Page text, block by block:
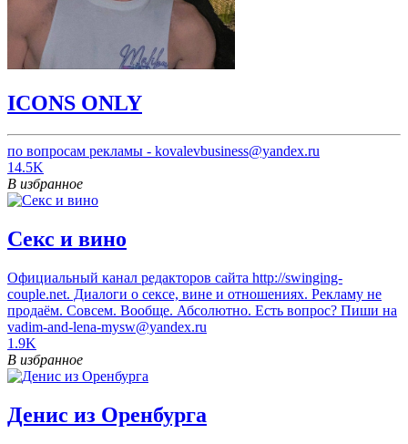
ICONS ONLY
по вопросам рекламы - kovalevbusiness@yandex.ru
14.5K
В избранное
Секс и вино
Официальный канал редакторов сайта http://swinging-
couple.net. Диалоги о сексе, вине и отношениях. Рекламу не
продаём. Совсем. Вообще. Абсолютно. Есть вопрос? Пиши на
vadim-and-lena-mysw@yandex.ru
1.9K
В избранное
Денис из Оренбурга